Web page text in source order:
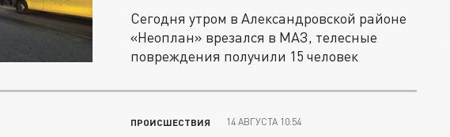
Сегодня утром в Александровской районе
«Неоплан» врезался в МАЗ, телесные
повреждения получили 15 человек
ПРОИСШЕСТВИЯ 14 АВГУСТА 10:54